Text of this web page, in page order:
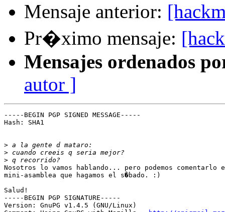
Mensaje anterior:
Pr�ximo mensaje:
Mensajes ordenados
autor ]
-----BEGIN PGP SIGNED MESSAGE-----
Hash: SHA1
>
>
>
Nosotros lo vamos hablando... pero podemos comentarlo
mini-asamblea que hagamos el s�bado. :)
Salud!
-----BEGIN PGP SIGNATURE-----
Version: GnuPG v1.4.5 (GNU/Linux)